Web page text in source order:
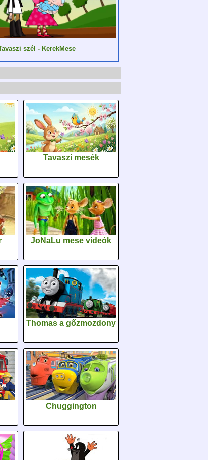
szél - KerekMese
Tavaszi mesék
JoNaLu mese videók
Thomas a gőzmozdony
Chuggington